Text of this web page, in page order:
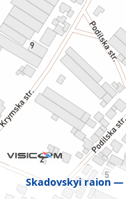
Skadovskyi raion